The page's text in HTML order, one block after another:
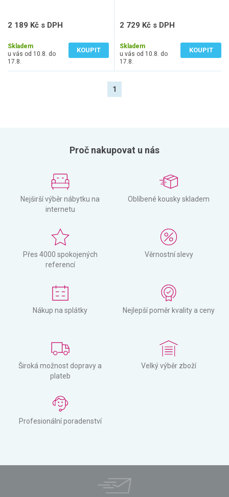
2 189 Kč s DPH
Skladem
u vás od 10.8. do
17.8.
KOUPIT
2 729 Kč s DPH
Skladem
u vás od 10.8. do
17.8.
KOUPIT
1
Proč nakupovat u nás
Nejširší výběr nábytku na
internetu
Oblíbené kousky skladem
Přes 4000 spokojených
referencí
Věrnostní slevy
Nákup na splátky Nejlepší poměr kvality a ceny
Široká možnost dopravy a
plateb
Velký výběr zboží
Profesionální poradenství